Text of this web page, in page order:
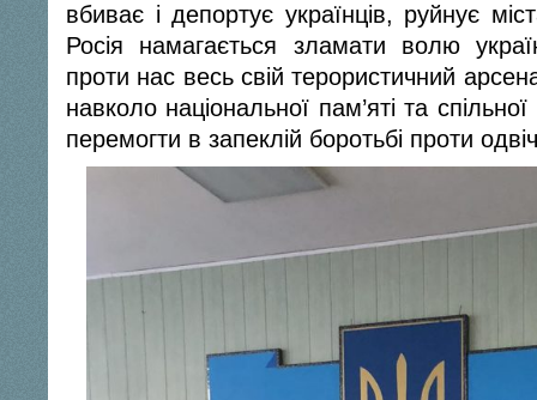
вбиває і депортує українців, руйнує
Росія намагається зламати волю
проти нас весь свій терористичний
навколо національної пам’яті та
перемогти в запеклій боротьбі проти